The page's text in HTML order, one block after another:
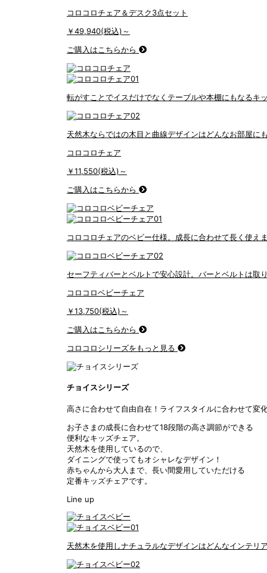
コロコロチェア＆デスク3点セット
￥49,940(税込)～
ご購入はこちらから
転がすことでイスだけでなくテーブルや本棚にもなるキッ
天然木ならではの木目と曲線デザインはどんなお部屋に
コロコロチェア
￥11,550(税込)～
ご購入はこちらから
コロコロチェアのベビー仕様。成長に合わせて長く使えま
セーフティバーとベルトで安心設計。バーとベルトは取り
コロコロベビーチェア
￥13,750(税込)～
ご購入はこちらから
コロコロシリーズをもっと見る
チョイスシリーズ
高さに合わせて自由自在！ライフスタイルに合わせて変
お子さまの成長に合わせて18段階の高さ調節ができる
便利なキッズチェア。
天然木を使用しているので、
ダイニングで使ってもオシャレなデザイン！
赤ちゃんから大人まで、長い間愛用していただける
定番キッズチェアです。
Line up
天然木を使用しナチュラルなデザインはどんなインテリ